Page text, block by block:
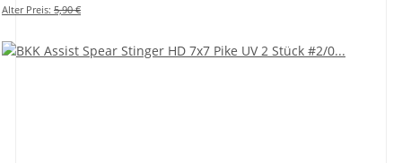
Alter Preis: 5,90 €